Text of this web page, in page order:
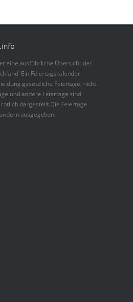
eine ausführliche Übersicht der
Ein Feiertagskalender
gesetzliche Feiertage, nicht
und andere Feiertage sind
dargestellt.Die Feiertage
ausgegeben.